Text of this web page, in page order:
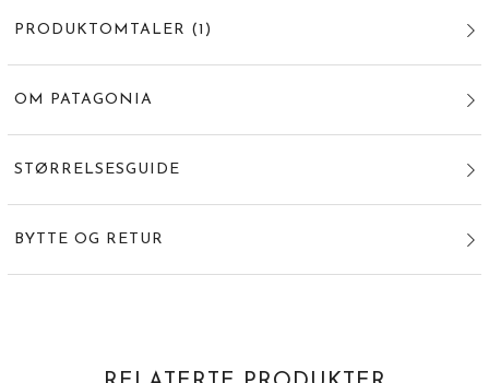
PRODUKTOMTALER (1 )
OM PATAGONIA
STØRRELSESGUIDE
BYTTE OG RETUR